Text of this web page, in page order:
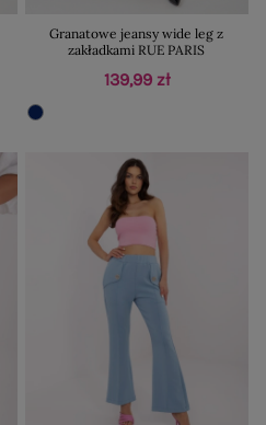
Granatowe jeansy wide leg z
zakładkami RUE PARIS
139,99 zł